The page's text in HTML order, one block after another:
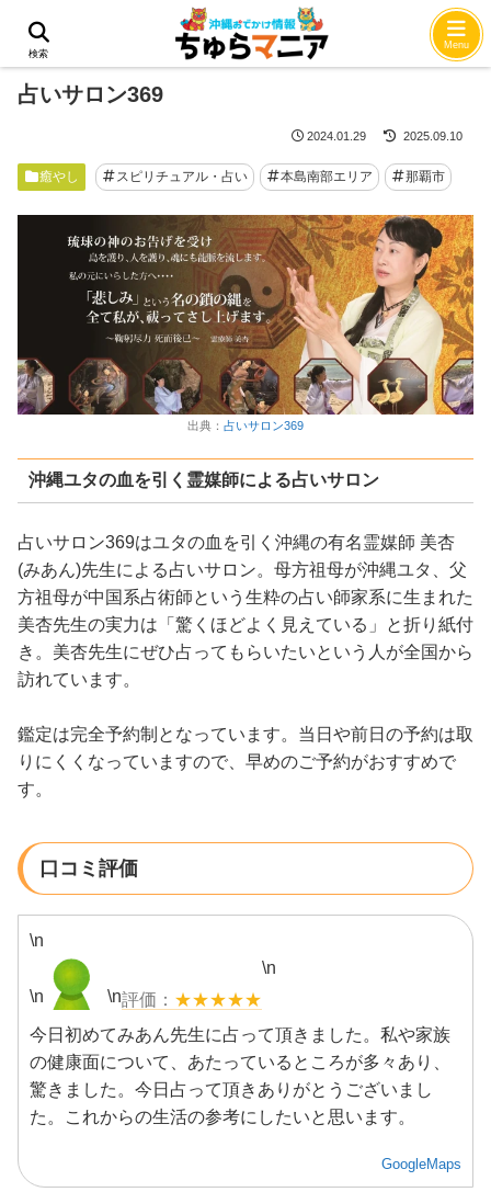
癒やし
占いサロン369
2024.01.29 2025.09.10
癒やし スピリチュアル・占い 本島南部エリア 那覇市
出典： 占いサロン369
沖縄ユタの血を引く霊媒師による占いサロン
占いサロン369はユタの血を引く沖縄の有名霊媒師 美杏
(みあん)先生による占いサロン。母方祖母が沖縄ユタ、父
方祖母が中国系占術師という生粋の占い師家系に生まれた
美杏先生の実力は「驚くほどよく見えている」と折り紙付
き。美杏先生にぜひ占ってもらいたいという人が全国から
訪れています。
鑑定は完全予約制となっています。当日や前日の予約は取
りにくくなっていますので、早めのご予約がおすすめで
す。
口コミ評価
\n
\n \n ★★★★★
\n
今日初めてみあん先生に占って頂きました。私や家族
の健康面について、あたっているところが多々あり、
驚きました。今日占って頂きありがとうございまし
た。これからの生活の参考にしたいと思います。
GoogleMaps
検索
Menu